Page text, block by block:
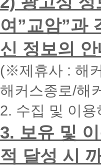
력
시
면
빠
른
간
내
에
화
드
리
겠
습
니
다.
여”교암”과
신 정보의
(※제휴사 : 해
해커스종로/해
2. 수집 및 이
3. 보유 및
적 달성 시